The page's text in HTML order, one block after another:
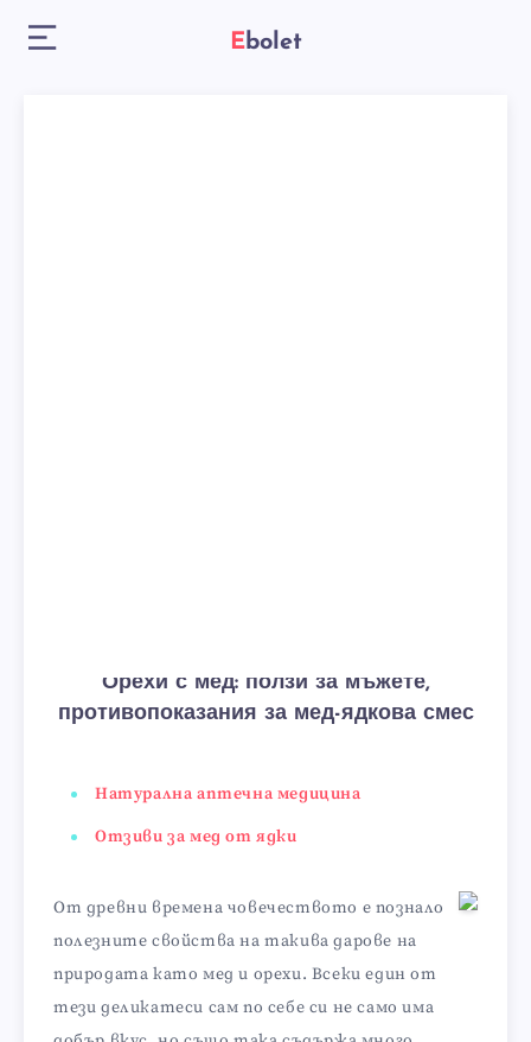
Ebolet
Орехи с мед: ползи за мъжете,
противопоказания за мед-ядкова смес
Натурална аптечна медицина
Отзиви за мед от ядки
От древни времена човечеството е познало
полезните свойства на такива дарове на
природата като мед и орехи. Всеки един от
тези деликатеси сам по себе си не само има